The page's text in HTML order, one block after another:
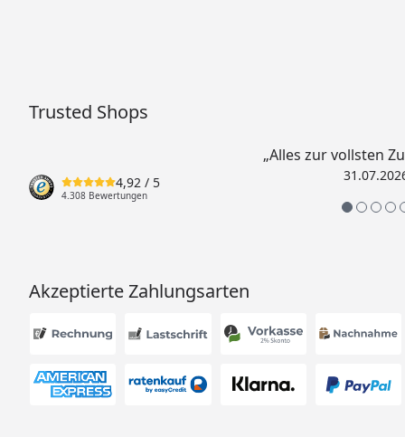
Trusted Shops
4,92 / 5
4.308 Bewertungen
„Alles zur vollsten
Akzeptierte Zahlungsarten